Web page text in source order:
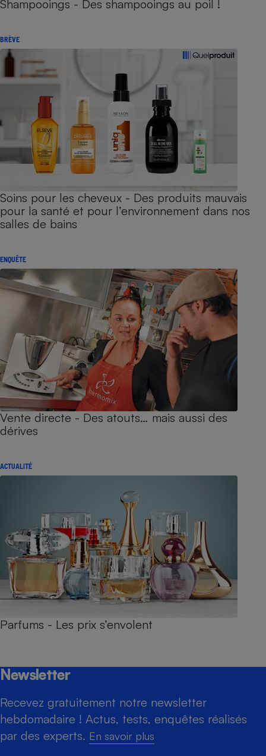
Shampooings - Des shampooings au poil !
BRÈVE
Soins pour les cheveux - Des produits mauvais
pour la santé et pour l’environnement dans nos
salles de bains
ENQUÊTE
Vente directe - Des atouts… mais aussi des
dérives
ACTUALITÉ
Parfums - Les prix s’envolent
Newsletter
Recevez gratuitement notre newsletter
hebdomadaire ! Actus, tests, enquêtes réalisés
par des experts. En savoir plus